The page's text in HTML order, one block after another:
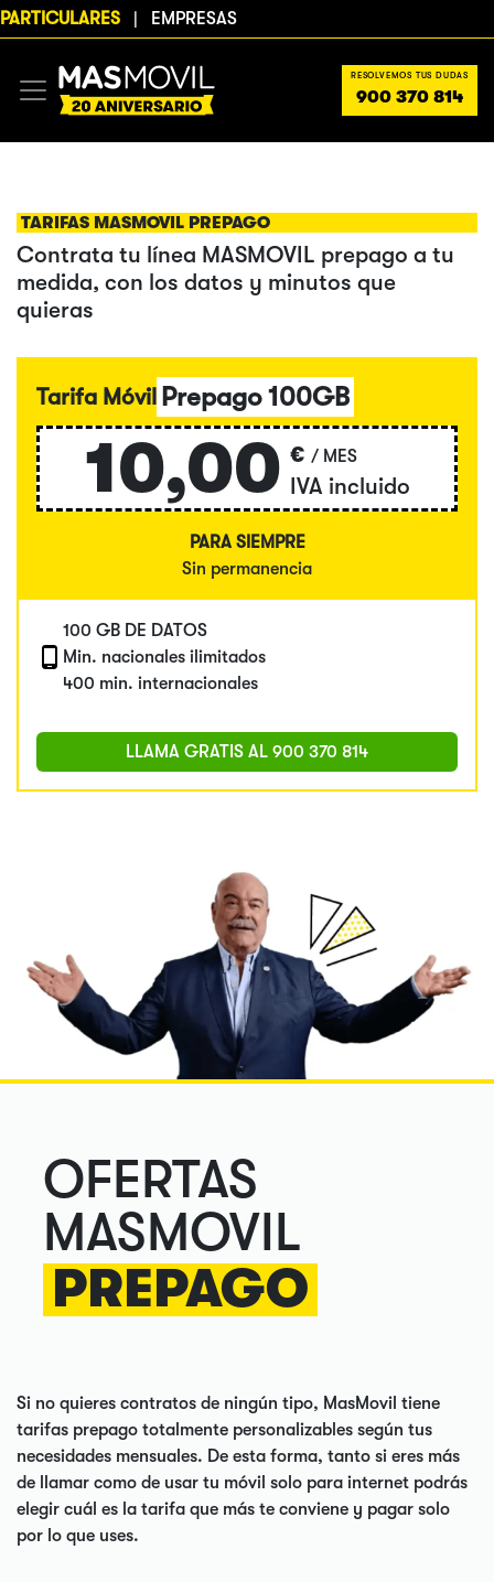
PARTICULARES | EMPRESAS
RESOLVEMOS TUS DUDAS
900 370 814
TARIFAS MASMOVIL PREPAGO
Contrata tu línea MASMOVIL prepago a tu
medida, con los datos y minutos que
quieras
Tarifa Móvil Prepago 100GB
10,00 € / MES
IVA incluido
PARA SIEMPRE
Sin permanencia
100 GB DE DATOS
Min. nacionales ilimitados
400 min. internacionales
LLAMA GRATIS AL 900 370 814
OFERTAS
MASMOVIL
PREPAGO
Si no quieres contratos de ningún tipo, MasMovil tiene
tarifas prepago totalmente personalizables según tus
necesidades mensuales. De esta forma, tanto si eres más
de llamar como de usar tu móvil solo para internet podrás
elegir cuál es la tarifa que más te conviene y pagar solo
por lo que uses.